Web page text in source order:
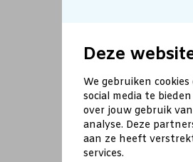
Deze
We gebruiken
social media te
over jouw gebruik
analyse. Deze
aan ze heeft
services.